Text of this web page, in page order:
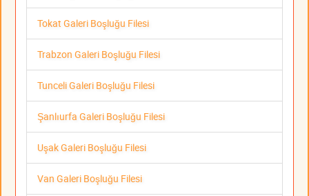
Tokat Galeri Boşluğu Filesi
Trabzon Galeri Boşluğu Filesi
Tunceli Galeri Boşluğu Filesi
Şanlıurfa Galeri Boşluğu Filesi
Uşak Galeri Boşluğu Filesi
Van Galeri Boşluğu Filesi